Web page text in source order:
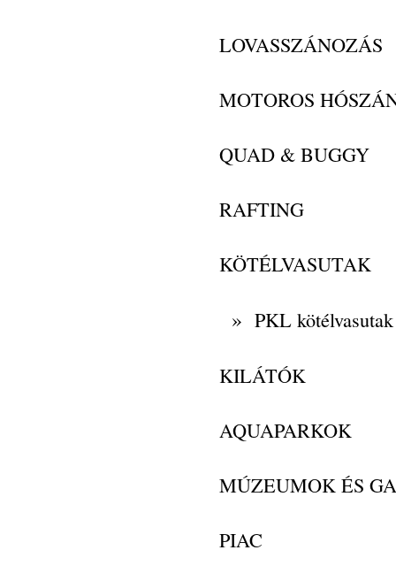
LOVASSZÁNOZÁS
MOTOROS
QUAD & BUGGY
RAFTING
KÖTÉLVASUTAK
» PKL kötélvasutak
KILÁTÓK
AQUAPARKOK
MÚZEUMOK ÉS
PIAC